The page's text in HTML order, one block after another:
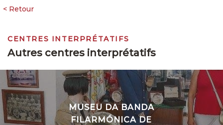
CENTRES INTERPRÉTATIFS
Autres centres interprétatifs
MUSEU DA BANDA
FILARMÓNICA DE